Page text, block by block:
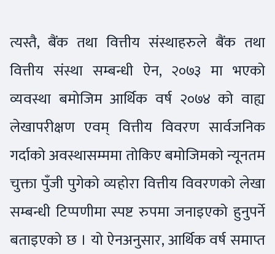
त्यस्तै, बैंक तथा वित्तीय संस्थाहरुले बैंक तथा
वित्तीय संस्था सम्बन्धी ऐन, २०७३ मा भएको
व्यवस्था बमोजिम आर्थिक वर्ष २०७४ को वाह्य
लेखापरीक्षण एवम् वित्तीय विवरण सार्वजनिक
गर्दाको अवस्थासम्ममा तोकिए बमोजिमको न्यूनतम
चुक्ता पुँजी पुगेको व्यहोरा वित्तीय विवरणको लेखा
सम्बन्धी टिप्पणीमा स्पष्ट रुपमा जनाइएको हुनुपर्ने
बताइएको छ । यो ऐनअनुसार, आर्थिक वर्ष समाप्त